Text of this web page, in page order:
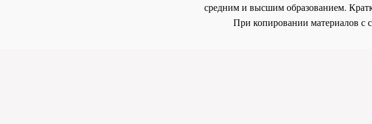
средним и высшим образованием.
При копировании материалов с